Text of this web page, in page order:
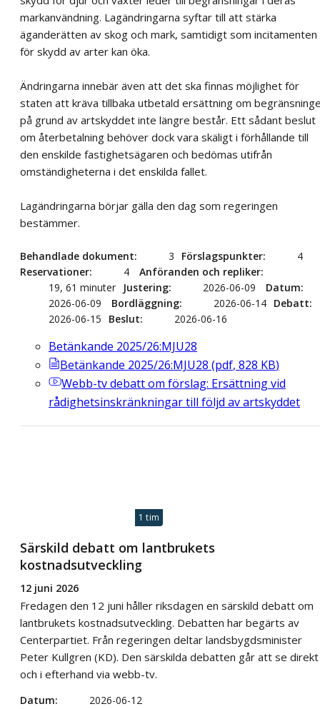
markanvändning. Lagändringarna syftar till att stärka
äganderätten av skog och mark, samtidigt som incitamenten
för skydd av arter kan öka.
Ändringarna innebär även att det ska finnas möjlighet för
staten att kräva tillbaka utbetald ersättning om
på grund av artskyddet inte längre består. Ett sådant beslut
om återbetalning behöver dock vara skäligt i förhållande till
den enskilde fastighetsägaren och bedömas utifrån
omständigheterna i det enskilda fallet.
Lagändringarna börjar gälla den dag som regeringen
bestämmer.
Behandlade dokument 3 Förslagspunkter
4
Reservationer
4
Anföranden och repliker
19, 61 minuter
Justering 2026-06-09
Datum
2026-06-09
Bordläggning 2026-06-14 Debatt
2026-06-15
Beslut 2026-06-16
Betänkande 2025/26:MJU28
Betänkande 2025/26:MJU28 (pdf, 828 KB)
Webb-tvdebatt om förslag: Ersättning vid
rådighetsinskränkningar till följd av artskyddet
1 tim
Särskild debatt om lantbrukets
kostnadsutveckling
12 juni 2026
Fredagen den 12 juni håller riksdagen en särskild debatt om
lantbrukets kostnadsutveckling. Debatten har begärts av
Centerpartiet. Från regeringen deltar landsbygdsminister
Peter Kullgren (KD). Den särskilda debatten går att se direkt
och i efterhand via webb-tv.
Datum 2026-06-12